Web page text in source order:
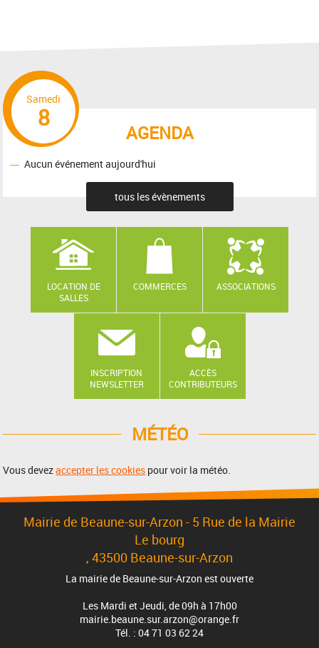
AGENDA
Samedi
8
Aucun événement aujourd'hui
tous les évènements
LOCATION DE
SALLES
COMMERCES ASSOCIATIONS
INSCRIPTION
NEWSLETTER
ACCÈS
CONTRIBUTEURS
MÉTÉO
Vous devezaccepter les cookies pour voir la météo.
Mairie de Beaune-sur-Arzon - 5 Rue de la Mairie
Le bourg
, 43500 Beaune-sur-Arzon
La mairie de Beaune-sur-Arzon est ouverte
Les Mardi et Jeudi, de 09h à 17h00
mairie.beaune.sur.arzon@orange.fr
Tél. : 04 71 03 62 24